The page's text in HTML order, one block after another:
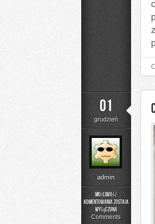
01
grudzień
admin
Możliwość
komentowaniazostała
wyłączona
Comments